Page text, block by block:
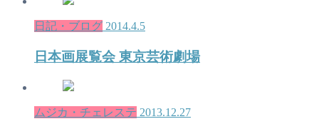
日記・ブログ 2014.4.5
日本画展覧会 東京芸術劇場
ムジカ・チェレステ 2013.12.27